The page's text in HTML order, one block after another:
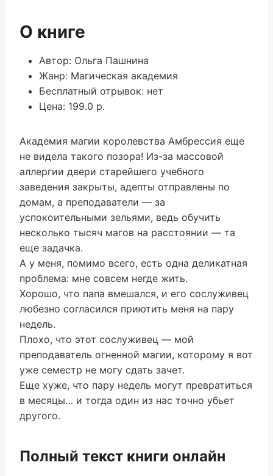
О книге
Автор: Ольга Пашнина
Жанр: Магическая академия
Бесплатный отрывок: нет
Цена: 199.0 р.
Академия магии королевства Амбрессия еще
не видела такого позора! Из-за массовой
аллергии двери старейшего учебного
заведения закрыты, адепты отправлены по
домам, а преподаватели — за
успокоительными зельями, ведь обучить
несколько тысяч магов на расстоянии — та
еще задачка.
А у меня, помимо всего, есть одна деликатная
проблема: мне совсем негде жить.
Хорошо, что папа вмешался, и его сослуживец
любезно согласился приютить меня на пару
недель.
Плохо, что этот сослуживец — мой
преподаватель огненной магии, которому я вот
уже семестр не могу сдать зачет.
Еще хуже, что пару недель могут превратиться
в месяцы… и тогда один из нас точно убьет
другого.
Полный текст книги онлайн